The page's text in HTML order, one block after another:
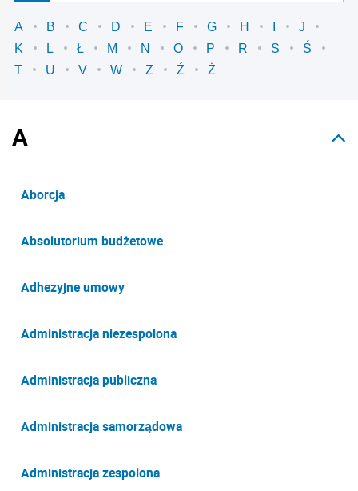
A B C D E F G H
J
K
L Ł M N O P R S
Ś
T
U V W Z Ź Ż
A
Aborcja
Absolutorium budżetowe
Adhezyjne umowy
Administracja niezespolona
Administracja publiczna
Administracja samorządowa
Administracja zespolona